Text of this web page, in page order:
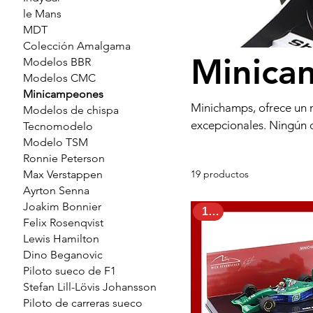
le Mans
MDT
Colección Amalgama
Modelos BBR
Modelos CMC
Minicampeones
Modelos de chispa
Tecnomodelo
Modelo TSM
Ronnie Peterson
Max Verstappen
Ayrton Senna
Joakim Bonnier
Felix Rosenqvist
Lewis Hamilton
Dino Beganovic
Piloto sueco de F1
Stefan Lill-Lövis Johansson
Piloto de carreras sueco
Minichamps, ofrece un
excepcionales.
los diseños y colores
variedad
cuidadosamente
19 productos
1:43